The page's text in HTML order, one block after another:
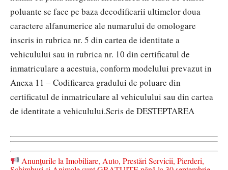
poluante se face pe baza decodificarii ultimelor doua
caractere alfanumerice ale numarului de omologare
inscris in rubrica nr. 5 din cartea de identitate a
vehiculului sau in rubrica nr. 10 din certificatul de
inmatriculare a acestuia, conform modelului prevazut in
Anexa 11 – Codificarea gradului de poluare din
certificatul de inmatriculare al vehiculului sau din cartea
de identitate a vehiculului.Scris de DESTEPTAREA
Anunțurile la Imobiliare, Auto, Prestări Servicii, Pierderi,